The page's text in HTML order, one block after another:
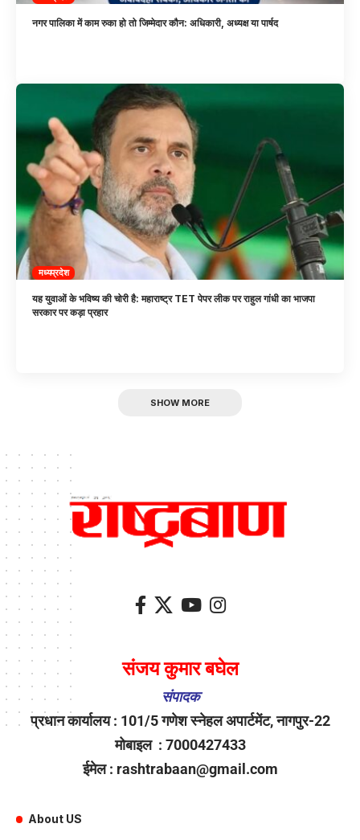
नगर पालिका में काम रुका हो तो जिम्मेदार कौन: अधिकारी, अध्यक्ष या पार्षद
मध्यप्रदेश
यह युवाओं के भविष्य की चोरी है: महाराष्ट्र TET पेपर लीक पर राहुल गांधी का भाजपा
सरकार पर कड़ा प्रहार
SHOW MORE
संजय कुमार बघेल
संपादक
प्रधान कार्यालय : 101/5 गणेश स्नेहल अपार्टमेंट, नागपुर-22
मोबाइल : 7000427433
ईमेल : rashtrabaan@gmail.com
About US